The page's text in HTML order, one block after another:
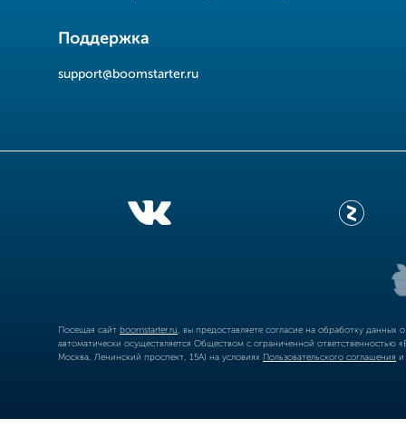
Поддержка
support@boomstarter.ru
Посещая сайт boomstarter.ru , вы предоставляете согласие на обработку
автоматически осуществляется Обществом с ограниченной
Москва, Ленинский проспект, 15А) на условиях Пользовательского соглашения и